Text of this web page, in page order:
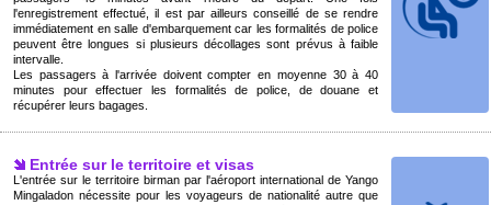
l'enregistrement effectué, il est par ailleurs conseillé de se rendre
immédiatement en salle d'embarquement car les formalités de police
peuvent être longues si plusieurs décollages sont prévus à faible
intervalle.
Les passagers à l'arrivée doivent compter en moyenne 30 à 40
minutes pour effectuer les formalités de police, de douane et
récupérer leurs bagages.
Entrée sur le territoire et visas
L'entrée sur le territoire birman par l'aéroport international de Yango
Mingaladon nécessite pour les voyageurs de nationalité autre que